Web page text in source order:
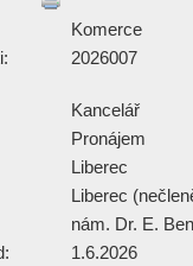
Komerce
2026007
Kancelář
Pronájem
Liberec
Liberec
nám. Dr. E.
1.6.2026